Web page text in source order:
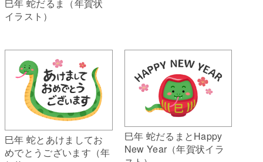
巳年 蛇だるま（年賀状
イラスト）
巳年 蛇とあけましてお
めでとうございます（年
巳年 蛇だるまとHappy
New Year（年賀状イラ